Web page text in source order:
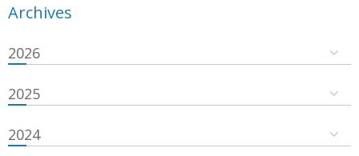
Archives
2026
2025
2024